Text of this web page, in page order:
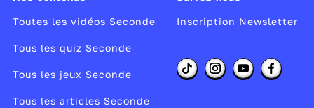
no 16 et n
la multiplication des partenaires sexuels
le tabac
un déficit immunitaire
Toutes les vidéos Seconde
Tous les quiz Seconde
Tous les jeux Seconde
Tous les articles Seconde
Inscription Newsletter